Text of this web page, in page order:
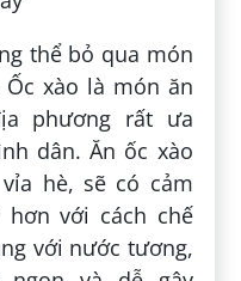
thể bỏ qua món
xào là món ăn
phương rất ưa
dân. Ăn ốc xào
hè, sẽ có cảm
với cách chế
với nước tương,